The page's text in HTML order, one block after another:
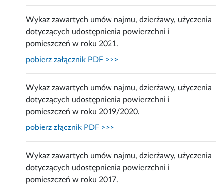
Wykaz zawartych umów najmu, dzierżawy, użyczenia
dotyczących udostępnienia powierzchni i
pomieszczeń w roku 2021.
pobierz załącznik PDF >>>
Wykaz zawartych umów najmu, dzierżawy, użyczenia
dotyczących udostępnienia powierzchni i
pomieszczeń w roku 2019/2020.
pobierz złącznik PDF >>>
Wykaz zawartych umów najmu, dzierżawy, użyczenia
dotyczących udostępnienia powierzchni i
pomieszczeń w roku 2017.